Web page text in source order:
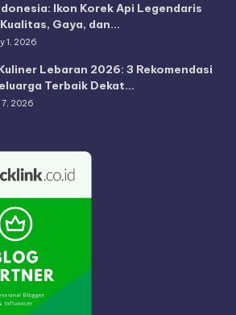
Ikon Korek Api Legendaris
Gaya, dan…
1, 2026
Lebaran 2026: 3 Rekomendasi
Terbaik Dekat…
7, 2026